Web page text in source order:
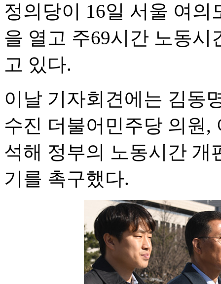
정의당이 16일 서울 여
을 열고 주69시간 노동
고 있다.
이날 기자회견에는 김동
수진 더불어민주당 의원,
석해 정부의 노동시간 개
기를 촉구했다.